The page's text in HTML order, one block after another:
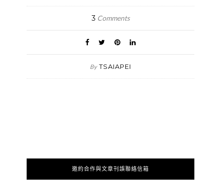
3 Comments
By TSAIAPEI
邀約合作與文章刊誤聯絡信箱